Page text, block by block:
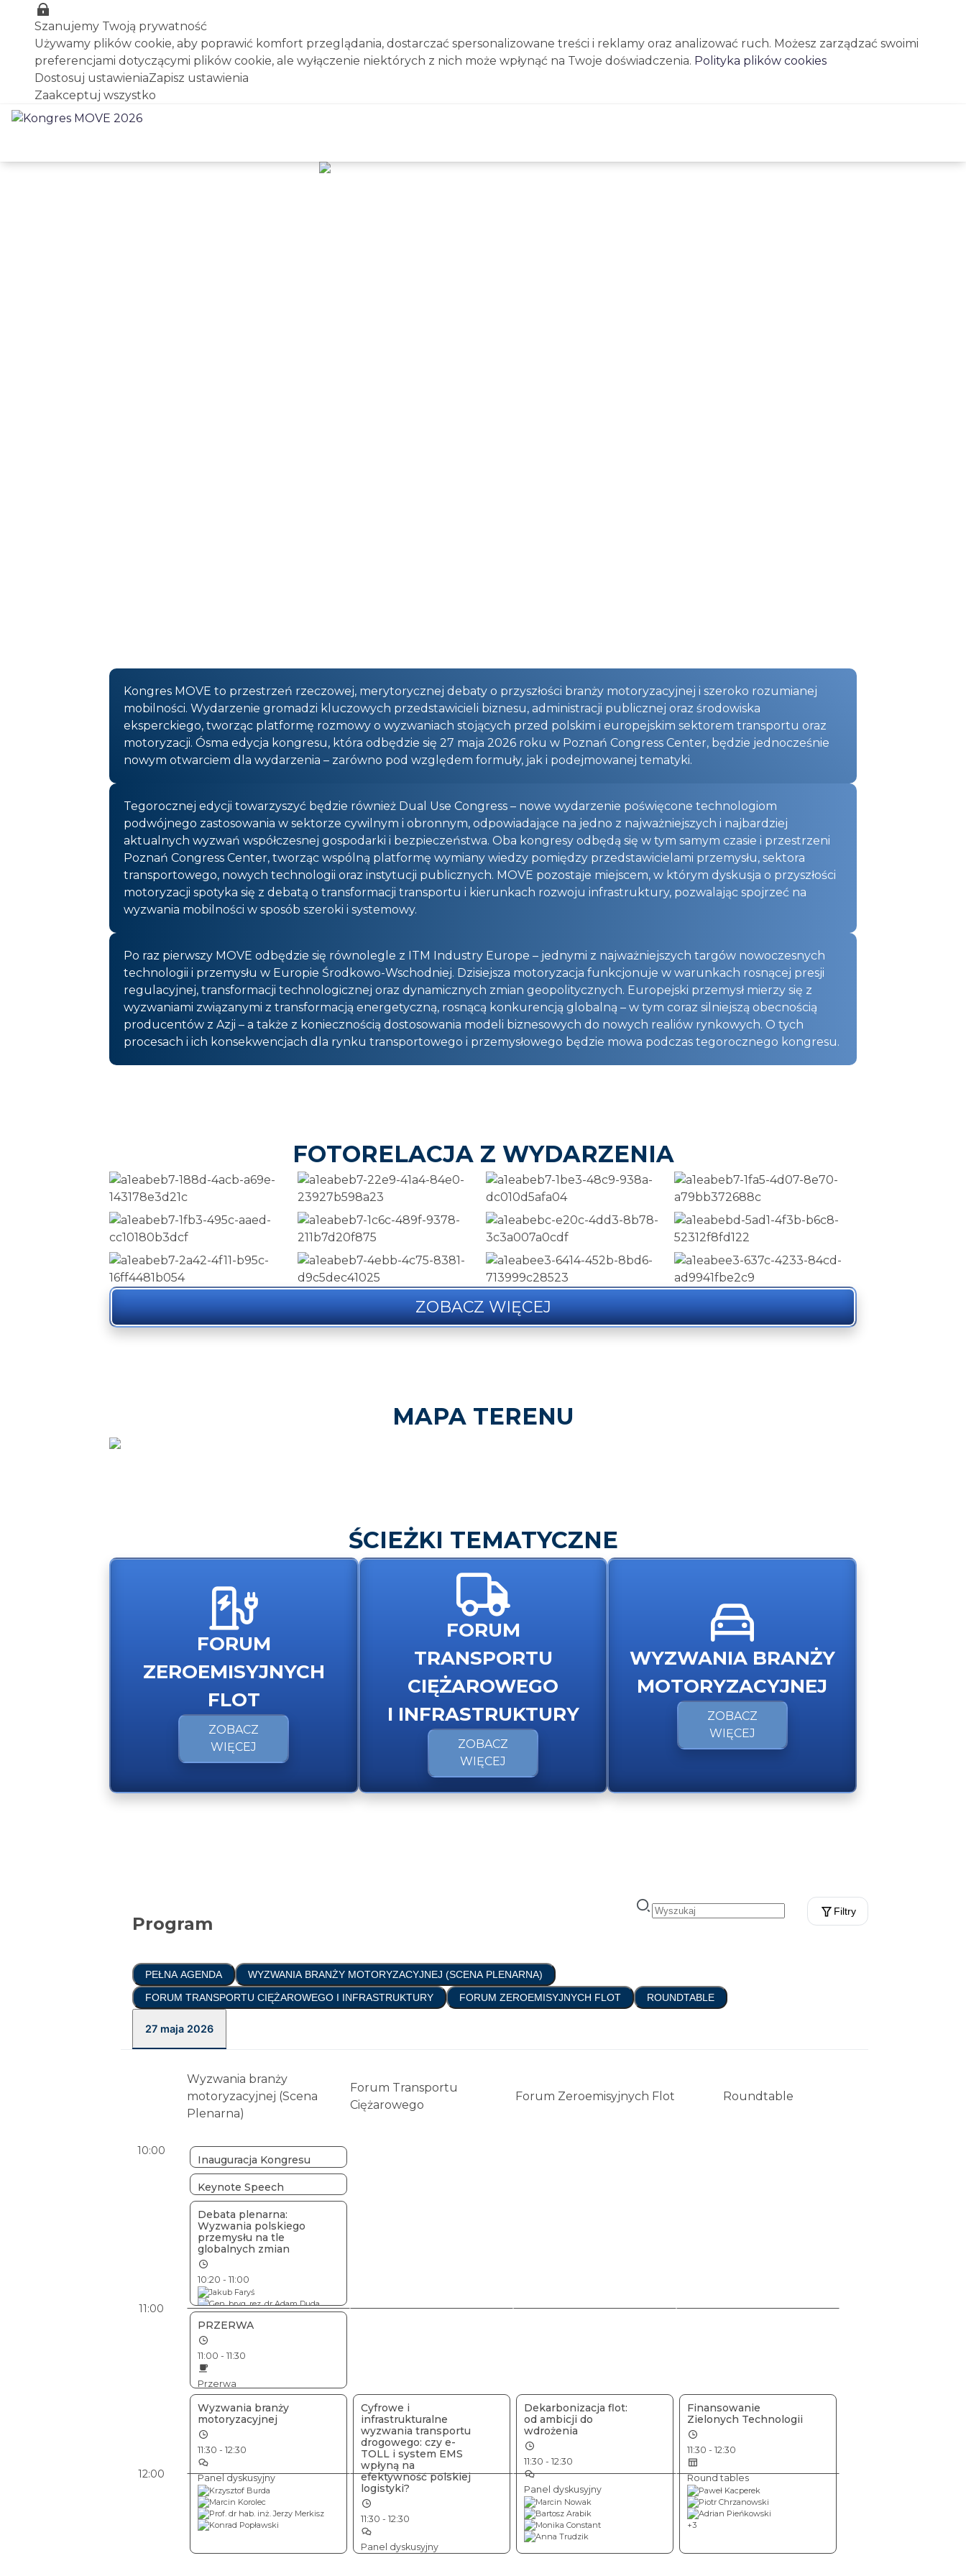
Szanujemy Twoją prywatność
Używamy plików cookie, aby poprawić komfort przeglądania, dostarczać spersonalizowane treści i reklamy oraz analizować ruch. Możesz zarządzać swoimi
preferencjami dotyczącymi plików cookie, ale wyłączenie niektórych z nich może wpłynąć na Twoje doświadczenia. Polityka plików cookies
Dostosuj ustawieniaZapisz ustawienia
Zaakceptuj wszystko
Kongres MOVE to przestrzeń rzeczowej, merytorycznej debaty o przyszłości branży motoryzacyjnej i szeroko rozumianej
mobilności. Wydarzenie gromadzi kluczowych przedstawicieli biznesu, administracji publicznej oraz środowiska
eksperckiego, tworząc platformę rozmowy o wyzwaniach stojących przed polskim i europejskim sektorem transportu oraz
motoryzacji. Ósma edycja kongresu, która odbędzie się 27 maja 2026 roku w Poznań Congress Center, będzie jednocześnie
nowym otwarciem dla wydarzenia – zarówno pod względem formuły, jak i podejmowanej tematyki.
Tegorocznej edycji towarzyszyć będzie również Dual Use Congress – nowe wydarzenie poświęcone technologiom
podwójnego zastosowania w sektorze cywilnym i obronnym, odpowiadające na jedno z najważniejszych i najbardziej
aktualnych wyzwań współczesnej gospodarki i bezpieczeństwa. Oba kongresy odbędą się w tym samym czasie i przestrzeni
Poznań Congress Center, tworząc wspólną platformę wymiany wiedzy pomiędzy przedstawicielami przemysłu, sektora
transportowego, nowych technologii oraz instytucji publicznych. MOVE pozostaje miejscem, w którym dyskusja o przyszłości
motoryzacji spotyka się z debatą o transformacji transportu i kierunkach rozwoju infrastruktury, pozwalając spojrzeć na
wyzwania mobilności w sposób szeroki i systemowy.
Po raz pierwszy MOVE odbędzie się równolegle z ITM Industry Europe – jednymi z najważniejszych targów nowoczesnych
technologii i przemysłu w Europie Środkowo-Wschodniej. Dzisiejsza motoryzacja funkcjonuje w warunkach rosnącej presji
regulacyjnej, transformacji technologicznej oraz dynamicznych zmian geopolitycznych. Europejski przemysł mierzy się z
wyzwaniami związanymi z transformacją energetyczną, rosnącą konkurencją globalną – w tym coraz silniejszą obecnością
producentów z Azji – a także z koniecznością dostosowania modeli biznesowych do nowych realiów rynkowych. O tych
procesach i ich konsekwencjach dla rynku transportowego i przemysłowego będzie mowa podczas tegorocznego kongresu.
FOTORELACJA Z WYDARZENIA
ZOBACZ WIĘCEJ
MAPA TERENU
ŚCIEŻKI TEMATYCZNE
FORUM
ZEROEMISYJNYCH
FLOT
ZOBACZ
WIĘCEJ
FORUM
TRANSPORTU
CIĘŻAROWEGO
I INFRASTRUKTURY
ZOBACZ
WIĘCEJ
WYZWANIA BRANŻY
MOTORYZACYJNEJ
ZOBACZ
WIĘCEJ